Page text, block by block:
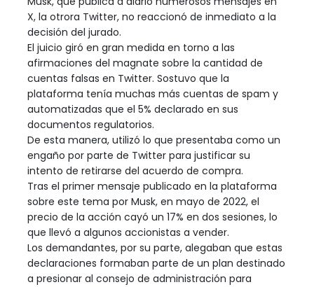
X, la otrora Twitter, no reaccionó de inmediato a la
decisión del jurado.
El juicio giró en gran medida en torno a las
afirmaciones del magnate sobre la cantidad de
cuentas falsas en Twitter. Sostuvo que la
plataforma tenía muchas más cuentas de spam y
automatizadas que el 5% declarado en sus
documentos regulatorios.
De esta manera, utilizó lo que presentaba como un
engaño por parte de Twitter para justificar su
intento de retirarse del acuerdo de compra.
Tras el primer mensaje publicado en la plataforma
sobre este tema por Musk, en mayo de 2022, el
precio de la acción cayó un 17% en dos sesiones, lo
que llevó a algunos accionistas a vender.
Los demandantes, por su parte, alegaban que estas
declaraciones formaban parte de un plan destinado
a presionar al consejo de administración para